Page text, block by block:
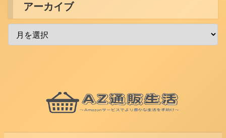
アーカイブ